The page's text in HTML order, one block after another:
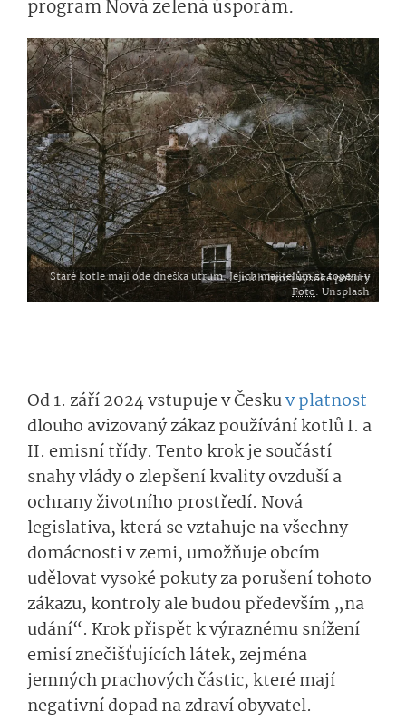
program Nová zelená úsporám.
Staré kotle mají ode dneška utrum. Jejich majitelům za topení v nich hrozí vysoké pokuty
Foto: Unsplash
Od 1. září 2024 vstupuje v Českuv platnost
dlouho avizovaný zákaz používání kotlů I. a
II. emisní třídy. Tento krok je součástí
snahy vlády o zlepšení kvality ovzduší a
ochrany životního prostředí. Nová
legislativa, která se vztahuje na všechny
domácnosti v zemi, umožňuje obcím
udělovat vysoké pokuty za porušení tohoto
zákazu, kontroly ale budou především „na
udání“. Krok přispět k výraznému snížení
emisí znečišťujících látek, zejména
jemných prachových částic, které mají
negativní dopad na zdraví obyvatel.